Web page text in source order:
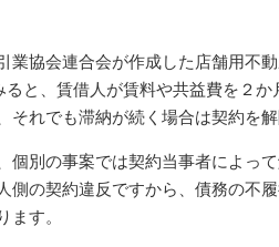
業協会連合会が作成した店舗用不
と、賃借人が賃料や共益費を２
それでも滞納が続く場合は契約を
個別の事案では契約当事者によっ
側の契約違反ですから、債務の不
ます。